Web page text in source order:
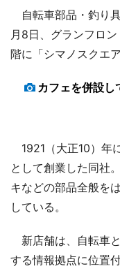
自転車部品・釣り
月8日、グランフロ
階に「シマノスクエ
カフェを併設し
1921（大正10）年
として創業した同社
キなどの部品全般を
している。
新店舗は、自転車
する情報拠点に位置